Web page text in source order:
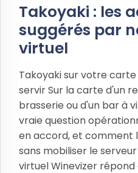
Takoyaki : les
suggérés par
virtuel
Takoyaki sur votre
servir Sur la carte d'un
brasserie ou d'un bar à
vraie question
en accord, et comment
sans mobiliser le
virtuel Winevizer